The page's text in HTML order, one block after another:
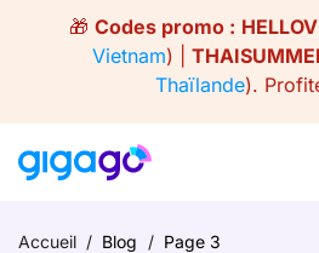
🎁 Codes promo :
Vietnam) |
Thaïlande).
Accueil / Blog / Page 3